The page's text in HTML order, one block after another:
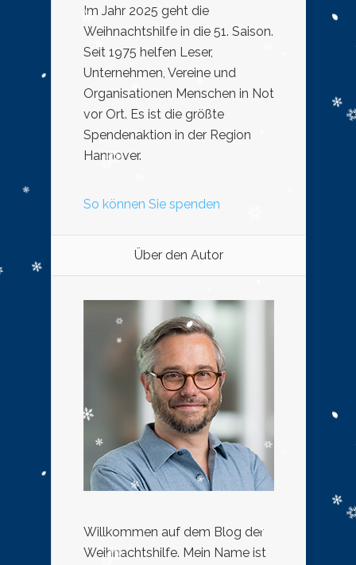
Im Jahr 2025 geht die
Weihnachtshilfe in die 51. Saison.
Seit 1975 helfen Leser,
Unternehmen, Vereine und
Organisationen Menschen in Not
vor Ort. Es ist die größte
Spendenaktion in der Region
Hannover.
So können Sie spenden
Über den Autor
Willkommen auf dem Blog der
Weihnachtshilfe. Mein Name ist